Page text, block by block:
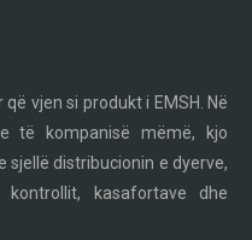
vjen si produkt i EMSH. Në
të kompanisë mëmë, kjo
sjellë distribucionin e dyerve,
kasafortave dhe